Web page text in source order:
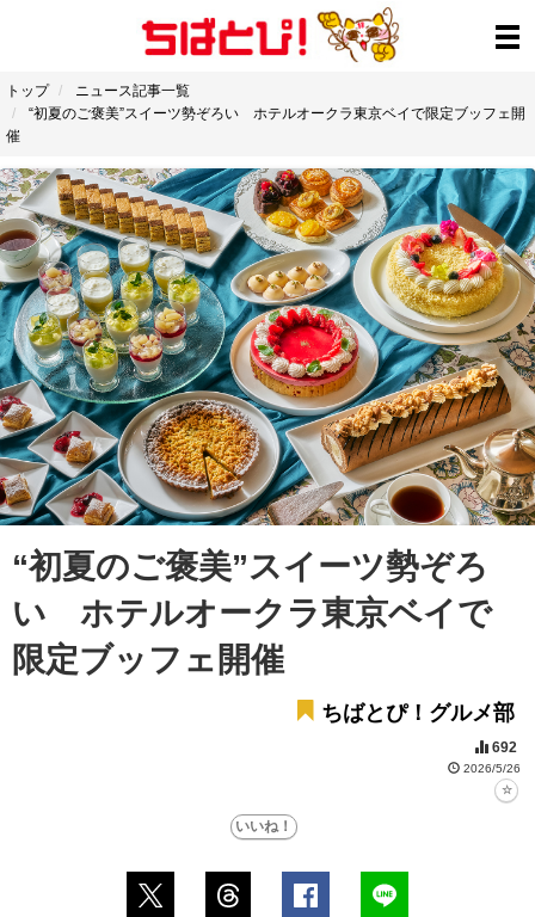
トップ
ニュース記事一覧
“初夏のご褒美”スイーツ勢ぞろい ホテルオークラ東京ベイで限定ブッフェ開
催
“初夏のご褒美”スイーツ勢ぞろ
い ホテルオークラ東京ベイで
限定ブッフェ開催
ちばとぴ！グルメ部
692
2026/5/26